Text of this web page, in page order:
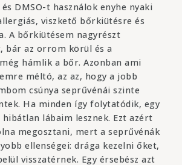
DMSO-t használok enyhe nyaki
viszkető bőrkiütésre és
A bőrkiütésem nagyrészt
bár az orrom körül és a
hámlik a bőr. Azonban ami
méltó, az az, hogy a jobb
csúnya seprűvénái szinte
Ha minden így folytatódik, egy
hibátlan lábaim lesznek. Ezt azért
megosztani, mert a seprűvénák
ellenségei: drága kezelni őket,
visszatérnek. Egy érsebész azt